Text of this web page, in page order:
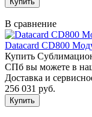
В сравнение
Datacard CD800
Купить
СПб вы можете в
Доставка и
256 031 руб.